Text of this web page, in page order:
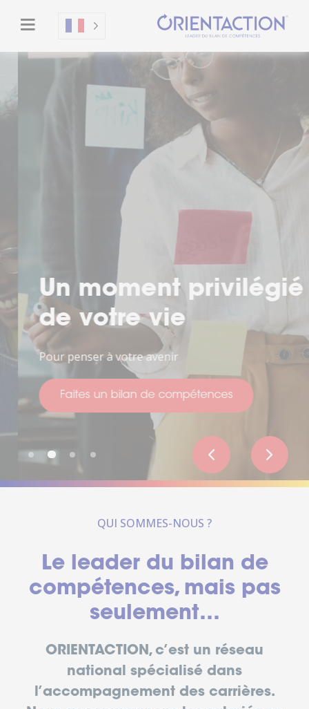
Un moment privilégié
de votre vie
Pour penser à votre avenir
Faites un bilan de compétences
QUI SOMMES-NOUS ?
Le leader du bilan de
compétences, mais pas
seulement…
ORIENTACTION, c’est un réseau
national spécialisé dans
l’accompagnement des carrières.